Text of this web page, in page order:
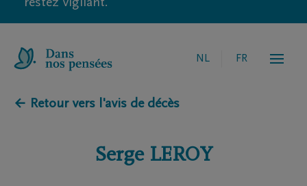
restez vigilant.
NL FR
← Retour vers l'avis de décès
Serge LEROY